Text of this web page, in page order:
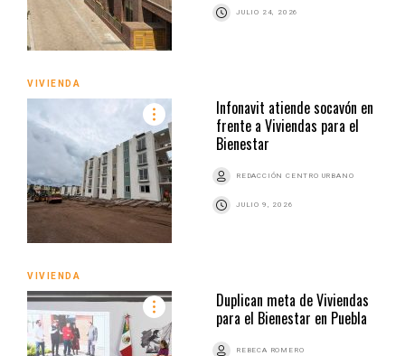
JULIO 24, 2026
VIVIENDA
Infonavit atiende socavón en
frente a Viviendas para el
Bienestar
REDACCIÓN CENTRO URBANO
JULIO 9, 2026
VIVIENDA
Duplican meta de Viviendas
para el Bienestar en Puebla
REBECA ROMERO